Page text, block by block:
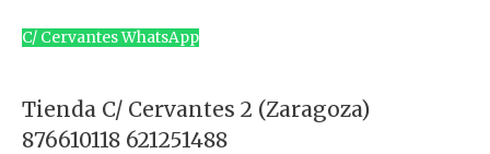
C/ Cervantes WhatsApp
Tienda C/ Cervantes 2 (Zaragoza)
876610118 621251488